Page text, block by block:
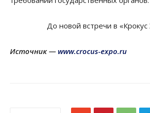
До новой встречи в «Крокус
Источник — www.crocus-expo.ru